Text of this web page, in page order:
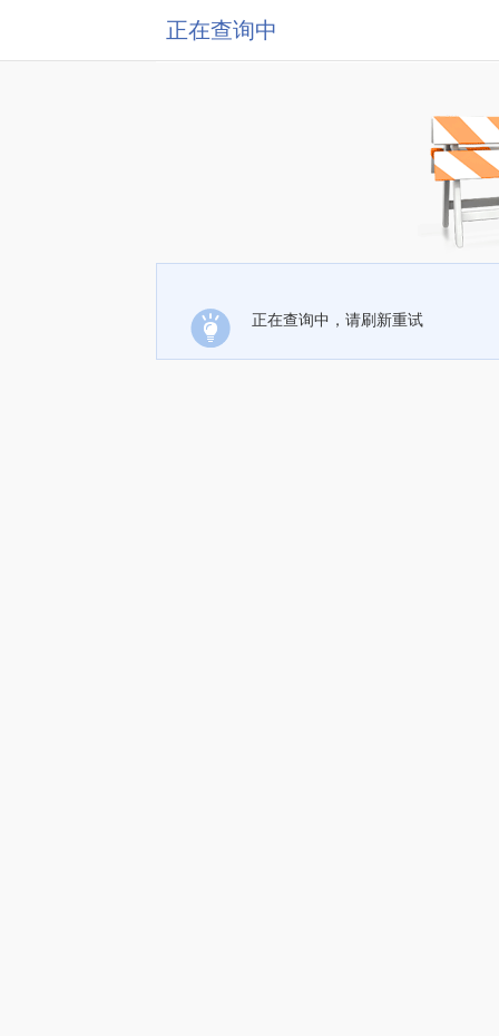
正在查询中
正在查询中，请刷新重试